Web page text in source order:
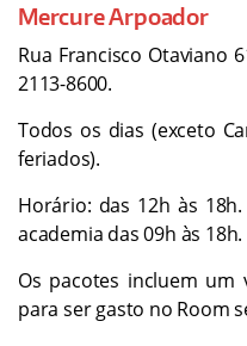
Mercure Arpoador
Rua Francisco Otaviano
2113-8600.
Todos os dias (exceto
feriados).
Horário: das 12h às
academia das 09h às 18h.
Os pacotes incluem um
para ser gasto no Room